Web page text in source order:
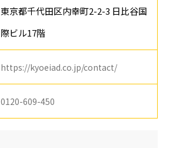
東京都千代田区内幸町2-2-3 日比谷国
際ビル17階
https://kyoeiad.co.jp/contact/
0120-609-450